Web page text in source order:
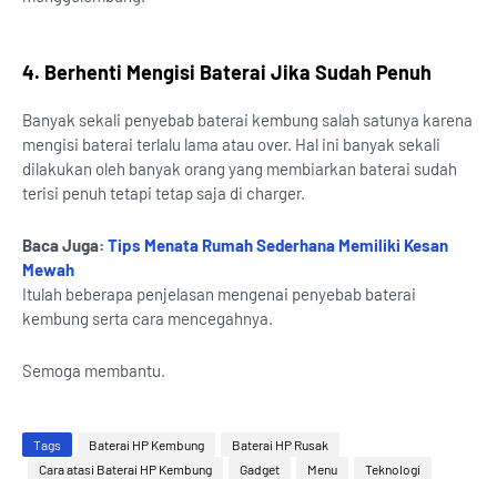
4. Berhenti Mengisi Baterai Jika Sudah Penuh
Banyak sekali penyebab baterai kembung salah satunya karena
mengisi baterai terlalu lama atau over. Hal ini banyak sekali
dilakukan oleh banyak orang yang membiarkan baterai sudah
terisi penuh tetapi tetap saja di charger.
Baca Juga: Tips Menata Rumah Sederhana Memiliki Kesan
Mewah
Itulah beberapa penjelasan mengenai penyebab baterai
kembung serta cara mencegahnya.
Semoga membantu.
Tags Baterai HP Kembung
Baterai HP Rusak
Cara atasi Baterai HP Kembung
Gadget Menu Teknologi